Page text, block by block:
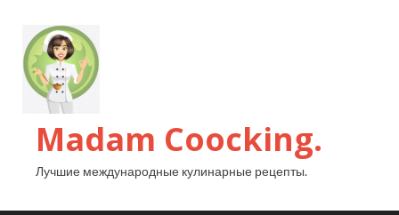
Madam Coocking.
Лучшие международные кулинарные рецепты.